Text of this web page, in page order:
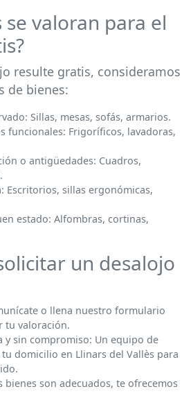
se valoran para el
resulte gratis, consideramos
de bienes:
Sillas, mesas, sofás, armarios.
funcionales: Frigoríficos, lavadoras,
o antigüedades: Cuadros,
Escritorios, sillas ergonómicas,
estado: Alfombras, cortinas,
un desalojo
o llena nuestro formulario
tu valoración.
y sin compromiso: Un equipo de
tu domicilio en Llinars del Vallès para
bienes son adecuados, te ofrecemos